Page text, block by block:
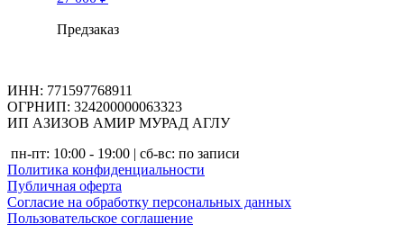
Предзаказ
ИНН: 771597768911
ОГРНИП: 324200000063323
ИП АЗИЗОВ АМИР МУРАД АГЛУ
пн-пт: 10:00 - 19:00 | сб-вс: по записи
Политика конфиденциальности
Публичная оферта
Согласие на обработку персональных данных
Пользовательское соглашение